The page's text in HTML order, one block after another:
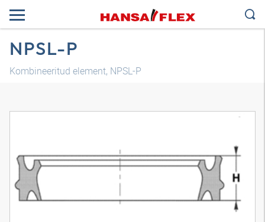
NPSL-P
Kombineeritud element, NPSL-P